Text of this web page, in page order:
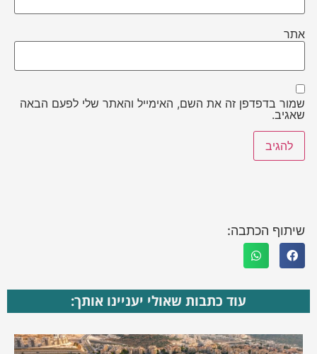
אתר
שמור בדפדפן זה את השם, האימייל והאתר שלי לפעם הבאה
שאגיב.
שיתוף הכתבה:
עוד כתבות שאולי יעניינו אותך: